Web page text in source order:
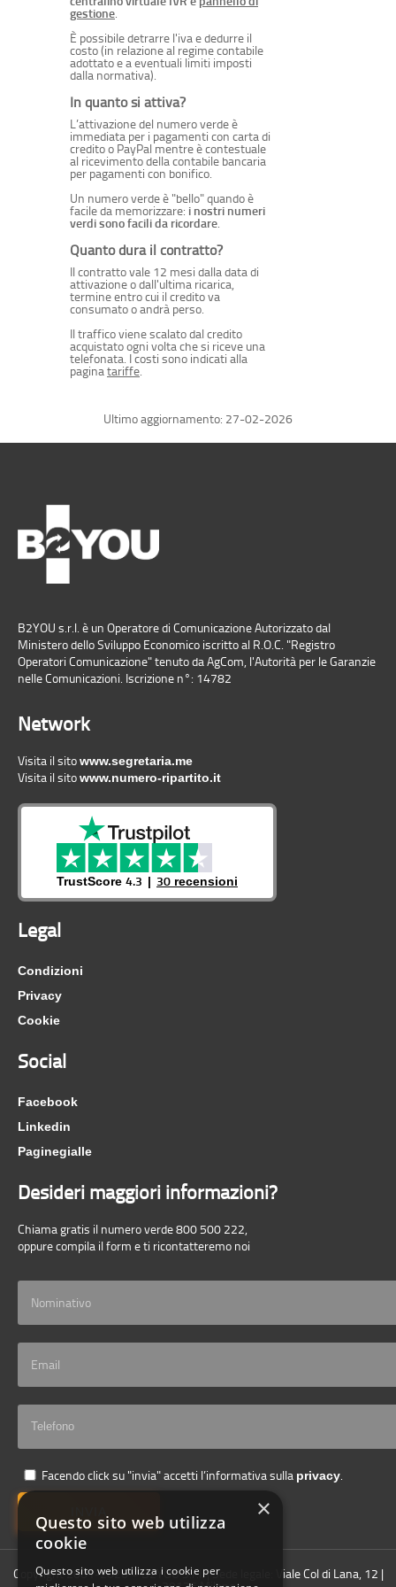
800 032 612
800 032 619
800 03 26 21
800 03 26 29
800 032 634
800 032 651
800 032 665
800 032 683
800 032 818
800 032 832
800 032 854
800 032 864
800 032 866
800 032 871
800 033 719
800 033 725
800 033 756
800 033 787
800 034 131
800 034 149
800 034 153
gestione.
È possibile detrarre l'iva e dedurre il
costo (in relazione al regime contabile
adottato e a eventuali limiti imposti
dalla normativa).
In quanto si attiva?
L’attivazione del numero verde è
immediata per i pagamenti con carta di
credito o PayPal mentre è contestuale
al ricevimento della contabile bancaria
per pagamenti con bonifico.
Un numero verde è "bello" quando è
facile da memorizzare: i nostri numeri
verdi sono facili da ricordare.
Quanto dura il contratto?
Il contratto vale 12 mesi dalla data di
attivazione o dall'ultima ricarica,
termine entro cui il credito va
consumato o andrà perso.
Il traffico viene scalato dal credito
acquistato ogni volta che si riceve una
telefonata. I costi sono indicati alla
paginatariffe.
Ultimo aggiornamento: 27-02-2026
B2YOU s.r.l. è un Operatore di Comunicazione Autorizzato dal
Ministero dello Sviluppo Economico iscritto al R.O.C. "Registro
Operatori Comunicazione" tenuto da AgCom, l'Autorità per le Garanzie
nelle Comunicazioni. Iscrizione n°: 14782
Network
Visita il sitowww.segretaria.me
Visita il sitowww.numero-ripartito.it
TrustScore 4.3 30 recensioni
Legal
Condizioni
Privacy
Cookie
Social
Facebook
Linkedin
Paginegialle
Desideri maggiori informazioni?
Chiama gratis il numero verde 800 500 222,
oppure compila il form e ti ricontatteremo noi
Facendo click su "invia" accetti l’informativa sulla privacy
Copyright 2001-2026 © B2YOU S.r.l. | Sede legale: Viale Col di Lana, 12 |
×
Questo sito web utilizza
cookie
Questo sito web utilizza i cookie per